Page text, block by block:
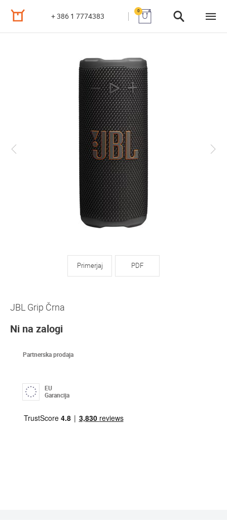
+ 386 1 7774383
0
Primerjaj PDF
JBL Grip Črna
Ni na zalogi
Partnerska prodaja
EU
Garancija